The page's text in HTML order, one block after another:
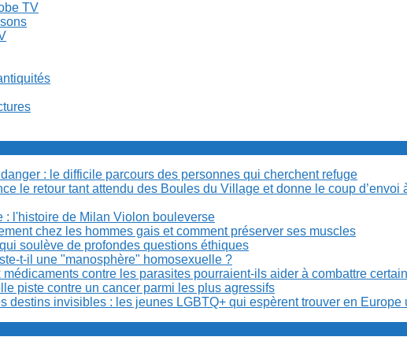
TV
: le difficile parcours des personnes qui cherchent refuge
le retour tant attendu des Boules du Village et donne le coup
: l'histoire de Milan Violon bouleverse
chez les hommes gais et comment préserver ses muscles
soulève de profondes questions éthiques
t-il une "manosphère" homosexuelle ?
contre les parasites pourraient-ils aider à combattre
piste contre un cancer parmi les plus agressifs
destins invisibles : les jeunes LGBTQ+ qui espèrent trouver en